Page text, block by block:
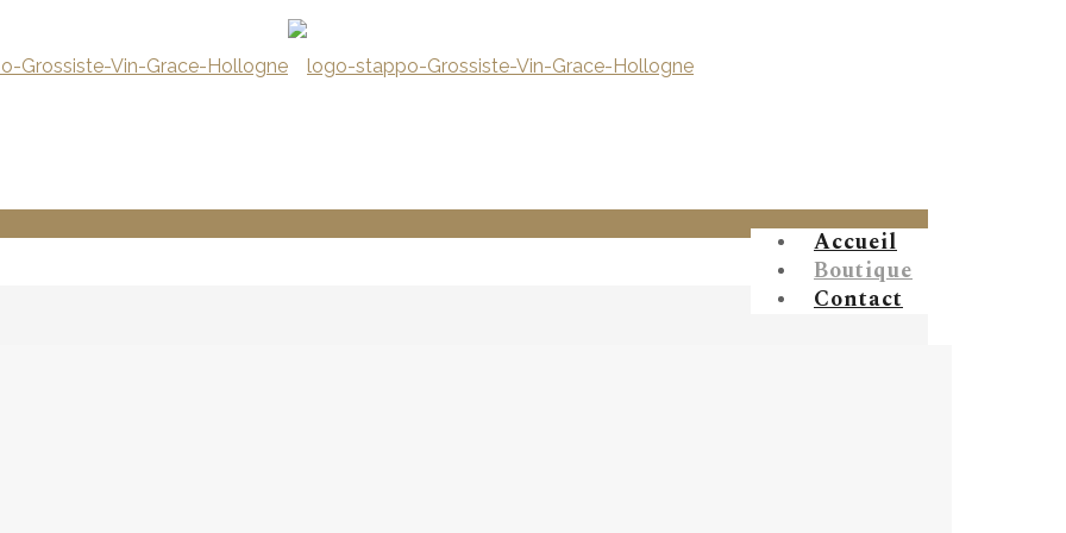
Accueil
Boutique
Contact